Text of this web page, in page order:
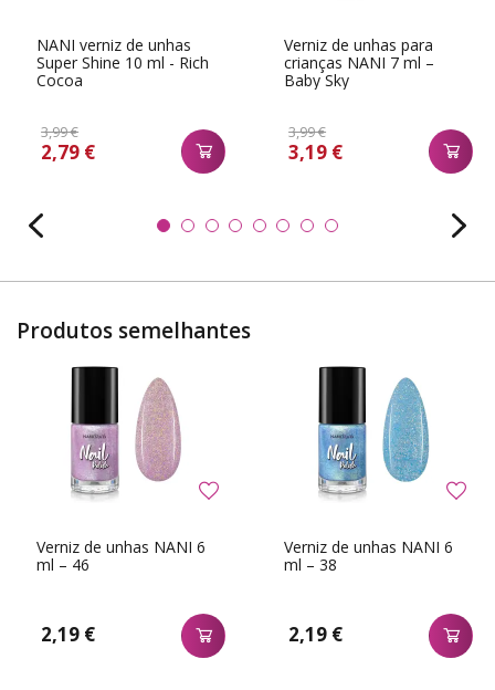
NANI verniz de unhas
Super Shine 10 ml - Rich
Cocoa
3,99 €
2,79 €
Verniz de unhas para
crianças NANI 7 ml –
Baby Sky
3,99 €
3,19 €
Produtos semelhantes
Verniz de unhas NANI 6
ml – 46
2,19 €
Verniz de unhas NANI 6
ml – 38
2,19 €